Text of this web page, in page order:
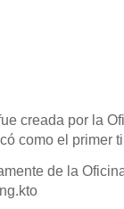
creada por la
como el primer
de la